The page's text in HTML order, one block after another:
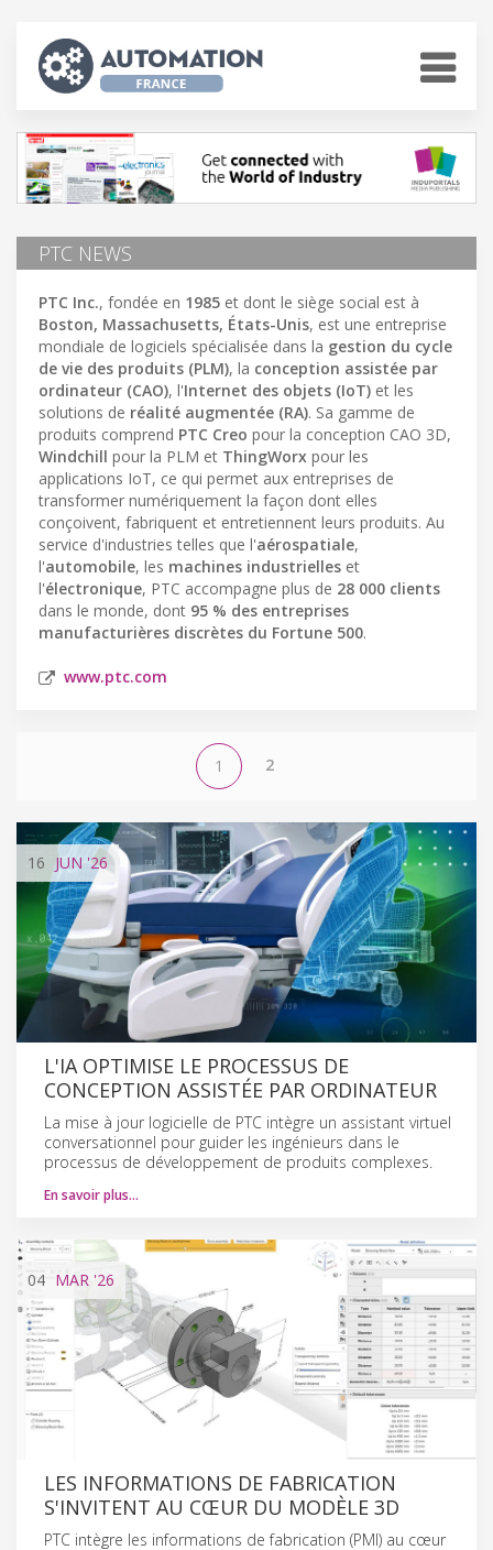
PTC NEWS
PTC Inc., fondée en 1985 et dont le siège social est à
Boston, Massachusetts, États-Unis, est une entreprise
mondiale de logiciels spécialisée dans la gestion du cycle
de vie des produits (PLM), la conception assistée par
ordinateur (CAO), l'Internet des objets (IoT) et les
solutions de réalité augmentée (RA). Sa gamme de
produits comprend PTC Creo pour la conception CAO 3D,
Windchill pour la PLM et ThingWorx pour les
applications IoT, ce qui permet aux entreprises de
transformer numériquement la façon dont elles
conçoivent, fabriquent et entretiennent leurs produits. Au
service d'industries telles que l'aérospatiale,
l'automobile, les machines industrielles et
l'électronique, PTC accompagne plus de 28 000 clients
dans le monde, dont 95 % des entreprises
manufacturières discrètes du Fortune 500.
www.ptc.com
1 2
16 JUN '26
L'IA OPTIMISE LE PROCESSUS DE
CONCEPTION ASSISTÉE PAR ORDINATEUR
La mise à jour logicielle de PTC intègre un assistant virtuel
conversationnel pour guider les ingénieurs dans le
processus de développement de produits complexes.
En savoir plus…
04 MAR '26
LES INFORMATIONS DE FABRICATION
S'INVITENT AU CŒUR DU MODÈLE 3D
PTC intègre les informations de fabrication (PMI) au cœur